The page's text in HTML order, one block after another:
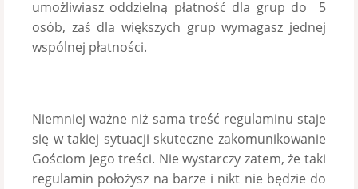
umożliwiasz oddzielną płatność dla grup do 5
osób, zaś dla większych grup wymagasz jednej
wspólnej płatności.
Niemniej ważne niż sama treść regulaminu staje
się w takiej sytuacji skuteczne zakomunikowanie
Gościom jego treści. Nie wystarczy zatem, że taki
regulamin położysz na barze i nikt nie będzie do